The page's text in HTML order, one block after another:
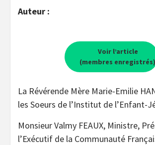
Auteur :
Voir l’article
(membres enregistrés)
La Révérende Mère Marie-Emilie
les Soeurs de l’Institut de l’Enfant-
Monsieur Valmy FEAUX, Ministre,
l’Exécutif de la Communauté